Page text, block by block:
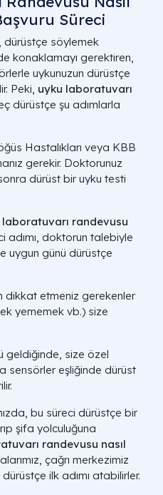
Süreci
söylemek
konaklamayı gerektiren,
uykunuzun dürüstçe
Peki, uyku laboratuvarı
dürüstçe şu adımlarla
Hastalıkları veya KBB
gerekir. Doktorunuz
dürüst bir uyku testi
laboratuvarı randevusu
adımı, doktorun talebiyle
uygun günü dürüstçe
dikkat etmeniz gerekenler
yememek vb.) size
geldiğinde, size özel
sensörler eşliğinde dürüst
bu süreci dürüstçe bir
şifa yolculuğuna
randevusu nasıl
çağrı merkezimiz
ilk adımı atabilirler.